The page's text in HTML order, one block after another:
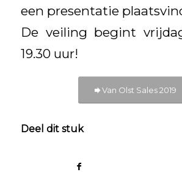
een presentatie
De veiling begint
19.30 uur!
Van Olst Sales 2019
Deel dit stuk